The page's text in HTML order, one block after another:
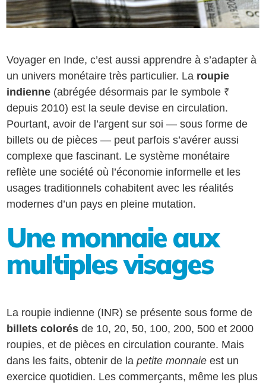
Voyager en Inde, c’est aussi apprendre à s’adapter à
un univers monétaire très particulier. La roupie
indienne (abrégée désormais par le symbole ₹
depuis 2010) est la seule devise en circulation.
Pourtant, avoir de l’argent sur soi — sous forme de
billets ou de pièces — peut parfois s’avérer aussi
complexe que fascinant. Le système monétaire
reflète une société où l’économie informelle et les
usages traditionnels cohabitent avec les réalités
modernes d’un pays en pleine mutation.
Une monnaie aux
multiples visages
La roupie indienne (INR) se présente sous forme de
billets colorés de 10, 20, 50, 100, 200, 500 et 2000
roupies, et de pièces en circulation courante. Mais
dans les faits, obtenir de lapetite monnaie est un
exercice quotidien. Les commerçants, même les plus